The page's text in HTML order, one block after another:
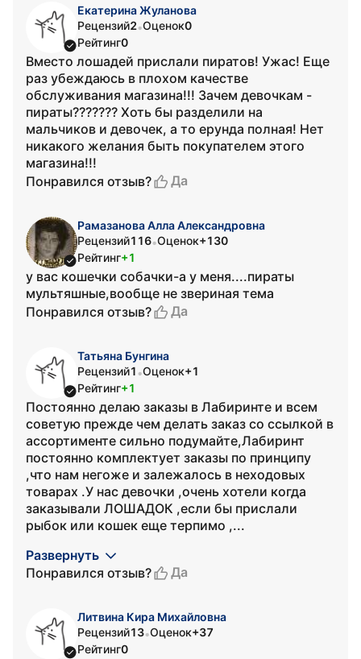
Екатерина Жуланова
Рецензий2•Оценок0
Рейтинг0
Вместо лошадей прислали пиратов! Ужас! Еще
раз убеждаюсь в плохом качестве
обслуживания магазина!!! Зачем девочкам -
пираты??????? Хоть бы разделили на
мальчиков и девочек, а то ерунда полная! Нет
никакого желания быть покупателем этого
магазина!!!
Понравился отзыв?
Да
Рамазанова Алла Александровна
Рецензий116•Оценок+130
Рейтинг+1
у вас кошечки собачки-а у меня....пираты
мультяшные,вообще не звериная тема
Понравился отзыв?
Да
Татьяна Бунгина
Рецензий1 •Оценок+1
Рейтинг+1
Постоянно делаю заказы в Лабиринте и всем
советую прежде чем делать заказ со ссылкой в
ассортименте сильно подумайте,Лабиринт
постоянно комплектует заказы по принципу
,что нам негоже и залежалось в неходовых
товарах .У нас девочки ,очень хотели когда
заказывали ЛОШАДОК ,если бы прислали
рыбок или кошек еще терпимо ,...
Развернуть
Понравился отзыв?
Да
Литвина Кира Михайловна
Рецензий13•Оценок+37
Рейтинг0